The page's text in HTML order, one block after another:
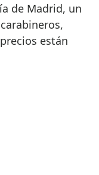
de Madrid, un
están